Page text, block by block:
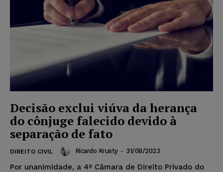
Decisão exclui viúva da herança
do cônjuge falecido devido à
separação de fato
DIREITO CIVIL Ricardo Krusty - 31/08/2023
Por unanimidade, a 4ª Câmara de Direito Privado do